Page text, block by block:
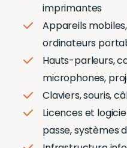
imprimantes
Appareils mobiles
ordinateurs
Hauts-parleurs,
microphones,
Claviers, souris,
Licences et
passe,systèmes